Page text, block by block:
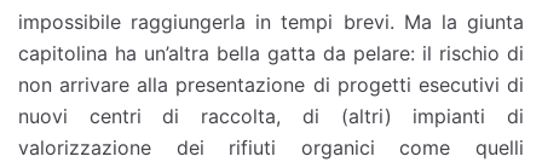
impossibile raggiungerla in tempi brevi. Ma la giunta
capitolina ha un’altra bella gatta da pelare: il rischio di
non arrivare alla presentazione di progetti esecutivi di
nuovi centri di raccolta, di (altri) impianti di
valorizzazione dei rifiuti organici come quelli